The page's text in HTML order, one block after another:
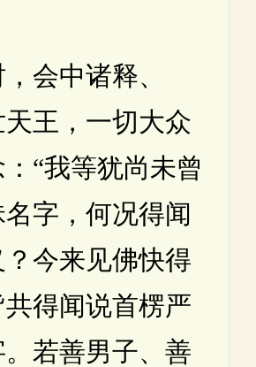
中诸释、
王，一切大众
“我等犹尚未曾
字，何况得闻
今来见佛快得
得闻说首楞严
若善男子、善